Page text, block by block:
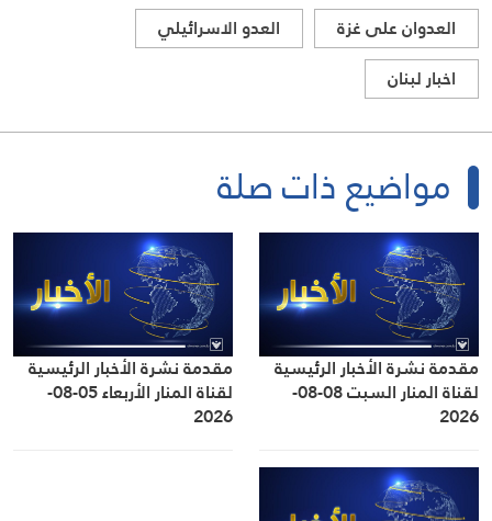
العدوان على غزة
العدو الاسرائيلي
اخبار لبنان
مواضيع ذات صلة
مقدمة نشرة الأخبار الرئيسية
لقناة المنار السبت 08-08-
2026
مقدمة نشرة الأخبار الرئيسية
لقناة المنار الأربعاء 05-08-
2026